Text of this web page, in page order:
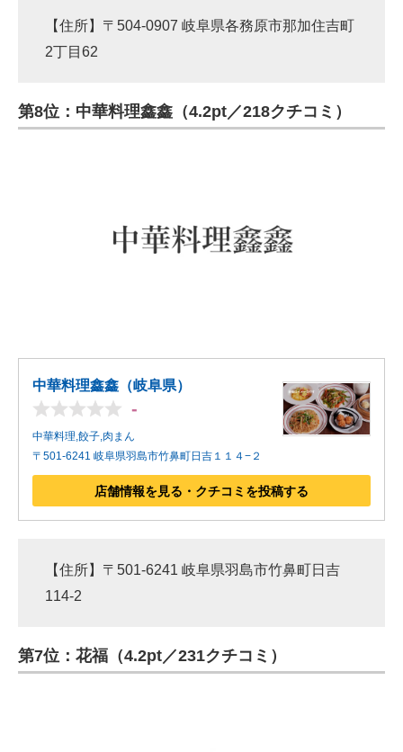
【住所】〒504-0907 岐阜県各務原市那加住吉町
2丁目62
第8位：中華料理鑫鑫（4.2pt／218クチコミ）
中華料理鑫鑫（岐阜県）
-
中華料理,餃子,肉まん
〒501-6241 岐阜県羽島市竹鼻町日吉１１４−２
店舗情報を見る・クチコミを投稿する
【住所】〒501-6241 岐阜県羽島市竹鼻町日吉
114-2
第7位：花福（4.2pt／231クチコミ）